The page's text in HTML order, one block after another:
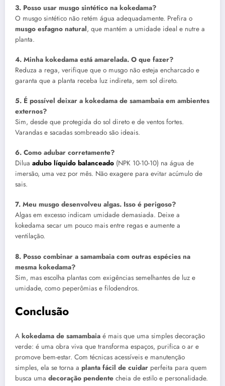
3. Posso usar musgo sintético na kokedama?
O musgo sintético não retém água adequadamente. Prefira o
musgo esfagno natural, que mantém a umidade ideal e nutre a
planta.
4. Minha kokedama está amarelada. O que fazer?
Reduza a rega, verifique que o musgo não esteja encharcado e
garanta que a planta receba luz indireta, sem sol direto.
5. É possível deixar a kokedama de samambaia em ambientes
externos?
Sim, desde que protegida do sol direto e de ventos fortes.
Varandas e sacadas sombreado são ideais.
6. Como adubar corretamente?
Dilua adubo líquido balanceado (NPK 10-10-10) na água de
imersão, uma vez por mês. Não exagere para evitar acúmulo de
sais.
7. Meu musgo desenvolveu algas. Isso é perigoso?
Algas em excesso indicam umidade demasiada. Deixe a
kokedama secar um pouco mais entre regas e aumente a
ventilação.
8. Posso combinar a samambaia com outras espécies na
mesma kokedama?
Sim, mas escolha plantas com exigências semelhantes de luz e
umidade, como peperômias e filodendros.
Conclusão
A kokedama de samambaia é mais que uma simples decoração
verde: é uma obra viva que transforma espaços, purifica o ar e
promove bem-estar. Com técnicas acessíveis e manutenção
simples, ela se torna a planta fácil de cuidar perfeita para quem
busca uma decoração pendente cheia de estilo e personalidade.